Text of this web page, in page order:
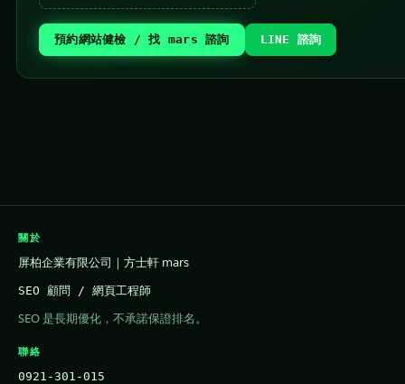
預約網站健檢 / 找 mars 諮詢 LINE 諮詢
關於
屏柏企業有限公司｜方士軒 mars
SEO 顧問 / 網頁工程師
SEO 是長期優化，不承諾保證排名。
聯絡
0921-301-015